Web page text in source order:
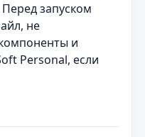
запуском
не
и
Personal, если